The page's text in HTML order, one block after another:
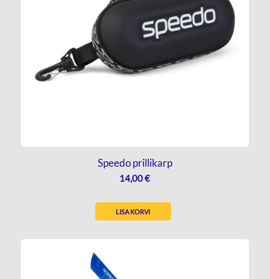
Speedo prillikarp
14,00€
LISA KORVI